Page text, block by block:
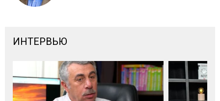
ИНТЕРВЬЮ